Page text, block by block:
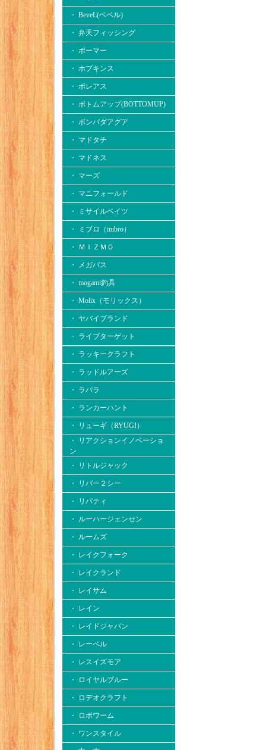
・ BeveL(ベベル)
・ 弁天フィッシング
・ ボーマー
・ ホプキンス
・ ボレアス
・ ボトムアップ(BOTTOMUP)
・ ボンバダアグア
・ マドタチ
・ マドネス
・ マーズ
・ マニフォールド
・ ミサイルベイツ
・ ミブロ（mibro）
・ ＭＩＺＭＯ
・ メガバス
・ mogami釣具
・ Molix（モリックス）
・ ヤバイブランド
・ ライブターゲット
・ ラッキークラフト
・ ラッドルアーズ
・ ラパラ
・ ランカーハント
・ リューギ（RYUGI）
・ リアクションイノベーショ
ン
・ リトルジャック
・ リバー２シー
・ リバティ
・ ルーハージェンセン
・ ルームズ
・ レイクフォーク
・ レイクランド
・ レイサム
・ レイン
・ レイドジャパン
・ レーベル
・ レスイズモア
・ ロイヤルブルー
・ ロデオクラフト
・ ロボワーム
・ ワンスタイル